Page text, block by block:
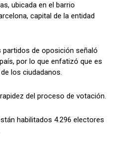
ubicada en el barrio
capital de la entidad
partidos de oposición señaló
por lo que enfatizó que es
los ciudadanos.
del proceso de votación.
habilitados 4.296 electores